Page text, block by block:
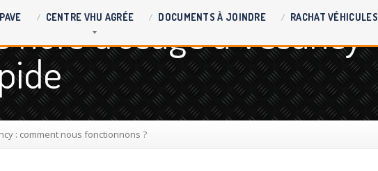
CENTRE VHU AGRÉE DOCUMENTS À JOINDRE RACHAT VÉHICULES
d'usage à Vesancy
: comment nous fonctionnons ?